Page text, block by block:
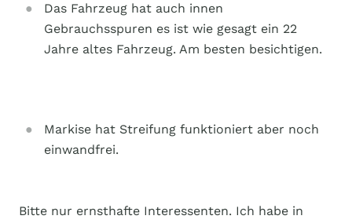
Das Fahrzeug hat auch innen
Gebrauchsspuren es ist wie gesagt ein 22
Jahre altes Fahrzeug. Am besten besichtigen.
Markise hat Streifung funktioniert aber noch
einwandfrei.
Bitte nur ernsthafte Interessenten. Ich habe in